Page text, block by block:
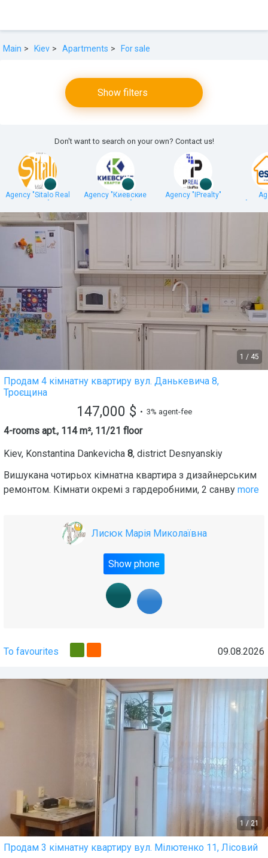
Main Kiev Apartments For sale
Show filters
Don't want to search on your own? Contact us!
Agency "Sitalo Real
Agency "Киевские
Agency "IPrealty"
1 / 45
Продам 4 кімнатну квартиру вул. Данькевича 8,
Троєщина
147,000 $ • 3% agent-fee
4-rooms apt., 114 m², 11/21 floor
Kiev, Konstantina Dankevicha 8, district Desnyanskiy
Вишукана чотирьох кімнатна квартира з дизайнерським
ремонтом. Кімнати окремі з гардеробними, 2 санву more
Лисюк Марія Миколаївна
Show phone
To favourites 09.08.2026
1 / 21
Продам 3 кімнатну квартиру вул. Мілютенко 11, Лісовий